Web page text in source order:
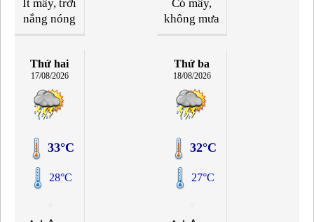
Ít mây, trời
nắng nóng
Có mây,
không mưa
Thứ hai
17/08/2026
33°C
28°C
Thứ ba
18/08/2026
32°C
27°C